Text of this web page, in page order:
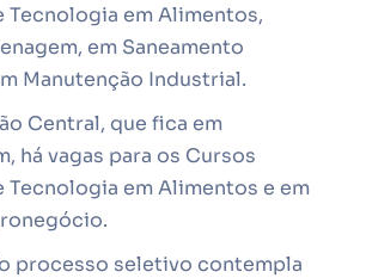
Tecnologia em Alimentos,
em Saneamento
Manutenção Industrial.
Central, que fica em
há vagas para os Cursos
Tecnologia em Alimentos e em
processo seletivo contempla